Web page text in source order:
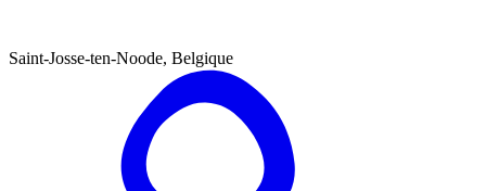
Saint-Josse-ten-Noode, Belgique